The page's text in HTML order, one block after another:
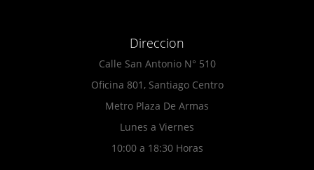
Direccion
Calle San Antonio N° 510
Oficina 801, Santiago Centro
Metro Plaza De Armas
Lunes a Viernes
10:00 a 18:30 Horas